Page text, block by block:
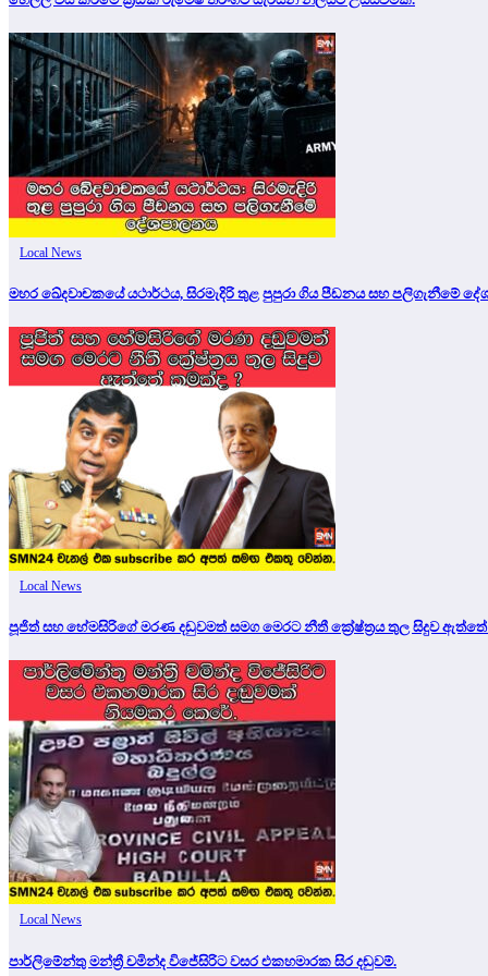
Local News
මහර ඛේදවාචකයේ යථාර්ථය, සිරමැදිරි තුළ පුපුරා ගිය පීඩනය සහ පලිගැනීමේ
Local News
පූජිත් සහ හේමසිරිගේ මරණ දඩුවමත් සමග මෙරට නීතී ක්‍රේෂ්ත්‍රය තුල සිදුව
Local News
පාර්ලිමේන්තු මන්ත්‍රී චමින්ද විජේසිරිට වසර එකහමාරක සිර දඬුවම්.